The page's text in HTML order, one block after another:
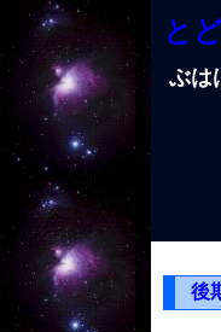
と
ぶは
後